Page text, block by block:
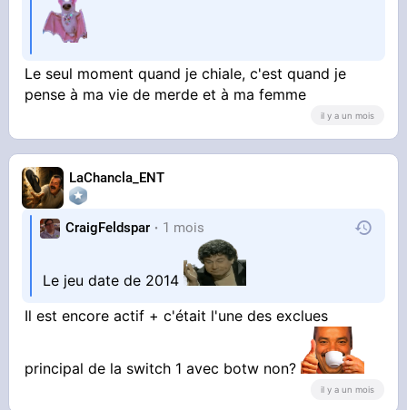
Le seul moment quand je chiale, c'est quand je
pense à ma vie de merde et à ma femme
il y a un mois
LaChancla_ENT
CraigFeldspar 1 mois
Le jeu date de 2014
Il est encore actif + c'était l'une des exclues
principal de la switch 1 avec botw non?
il y a un mois